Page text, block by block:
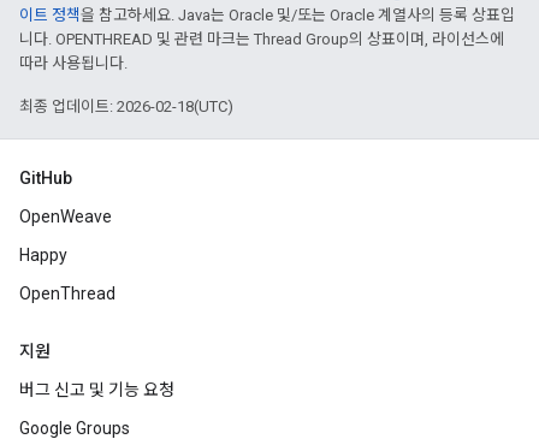
이트 정책을 참고하세요. Java는 Oracle 및/또는 Oracle 계열사의 등록 상표입
니다. OPENTHREAD 및 관련 마크는 Thread Group의 상표이며, 라이선스에
따라 사용됩니다.
최종 업데이트: 2026-02-18(UTC)
GitHub
OpenWeave
Happy
OpenThread
지원
버그 신고 및 기능 요청
Google Groups